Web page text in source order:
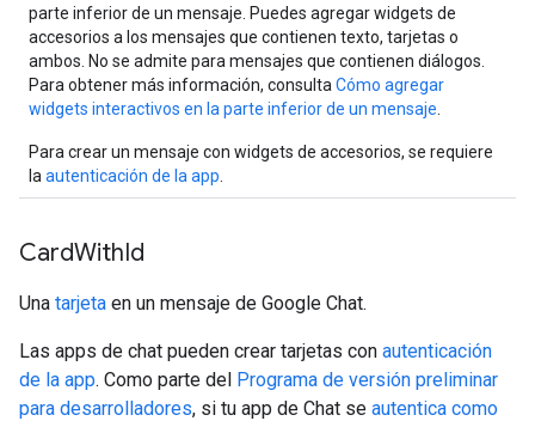
parte inferior de un mensaje. Puedes agregar widgets de
accesorios a los mensajes que contienen texto, tarjetas o
ambos. No se admite para mensajes que contienen diálogos.
Para obtener más información, consulta Cómo agregar
widgets interactivos en la parte inferior de un mensaje
Para crear un mensaje con widgets de accesorios, se requiere
la autenticación de la app
CardWithId
Una tarjeta en un mensaje de Google Chat.
Las apps de chat pueden crear tarjetas con autenticación
de la app. Como parte del Programa de versión preliminar
para desarrolladores, si tu app de Chat se autentica como